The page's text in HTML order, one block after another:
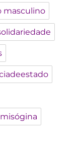
masculino